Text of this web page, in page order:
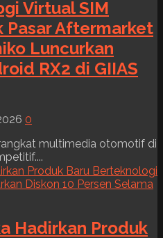
Virtual SIM
Pasar Aftermarket
Luncurkan
RX2 di GIIAS
0
multimedia otomotif di
Hadirkan Produk